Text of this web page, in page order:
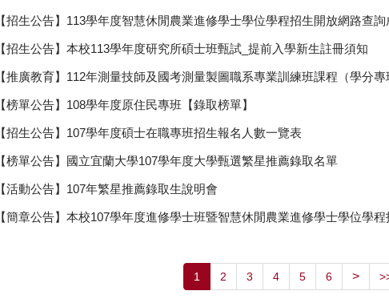
【招生公告】113學年度智慧休閒農業進修學士學位學程招生開放網路查
【招生公告】本校113學年度研究所碩士班甄試_提前入學新生註冊須知
【推廣教育】112年測量技師及國考測量製圖職系專業訓練班課程（學分
【榜單公告】108學年度原住民專班【錄取榜單】
【招生公告】107學年度碩士在職專班招生報名人數一覽表
【榜單公告】國立宜蘭大學107學年度大學甄選繁星推薦錄取名單
【活動公告】107年繁星推薦錄取生說明會
【簡章公告】本校107學年度進修學士班暨智慧休閒農業進修學士學位學
1 2 3 4 5 6 >